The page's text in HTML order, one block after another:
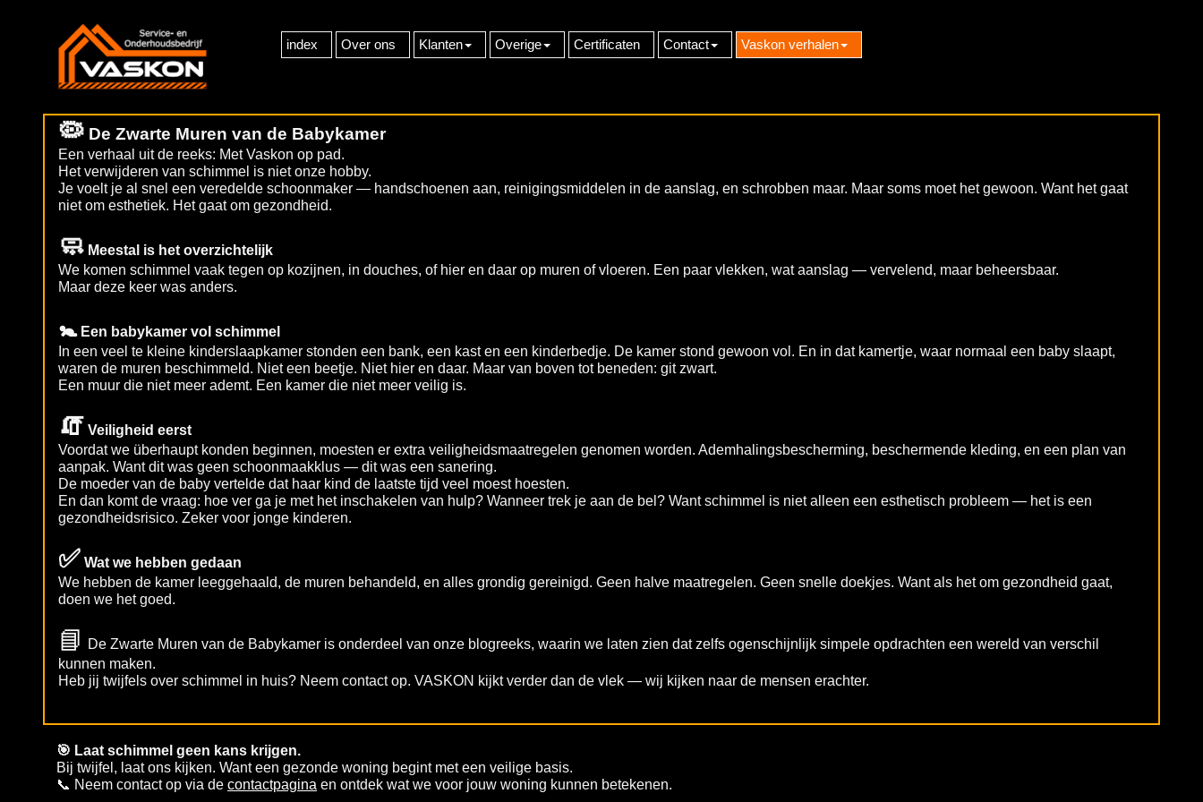
index Over ons Klanten Overige Certificaten Contact Vaskon verhalen
🦠 De Zwarte Muren van de Babykamer
Een verhaal uit de reeks: Met Vaskon op pad.
Het verwijderen van schimmel is niet onze hobby.
Je voelt je al snel een veredelde schoonmaker — handschoenen aan, reinigingsmiddelen in de aanslag, en schrobben maar. Maar soms moet het gewoon. Want het gaat
niet om esthetiek. Het gaat om gezondheid.
🧼 Meestal is het overzichtelijk
We komen schimmel vaak tegen op kozijnen, in douches, of hier en daar op muren of vloeren. Een paar vlekken, wat aanslag — vervelend, maar beheersbaar.
Maar deze keer was anders.
🚼Een babykamer vol schimmel
In een veel te kleine kinderslaapkamer stonden een bank, een kast en een kinderbedje. De kamer stond gewoon vol. En in dat kamertje, waar normaal een baby slaapt,
waren de muren beschimmeld. Niet een beetje. Niet hier en daar. Maar van boven tot beneden: git zwart.
Een muur die niet meer ademt. Een kamer die niet meer veilig is.
🧯 Veiligheid eerst
Voordat we überhaupt konden beginnen, moesten er extra veiligheidsmaatregelen genomen worden. Ademhalingsbescherming, beschermende kleding, en een plan van
aanpak. Want dit was geen schoonmaakklus — dit was een sanering.
De moeder van de baby vertelde dat haar kind de laatste tijd veel moest hoesten.
En dan komt de vraag: hoe ver ga je met het inschakelen van hulp? Wanneer trek je aan de bel? Want schimmel is niet alleen een esthetisch probleem — het is een
gezondheidsrisico. Zeker voor jonge kinderen.
✅ Wat we hebben gedaan
We hebben de kamer leeggehaald, de muren behandeld, en alles grondig gereinigd. Geen halve maatregelen. Geen snelle doekjes. Want als het om gezondheid gaat,
doen we het goed.
📘
De Zwarte Muren van de Babykamer is onderdeel van onze blogreeks, waarin we laten zien dat zelfs ogenschijnlijk simpele opdrachten een wereld van verschil
kunnen maken.
Heb jij twijfels over schimmel in huis? Neem contact op. VASKON kijkt verder dan de vlek — wij kijken naar de mensen erachter.
🎯 Laat schimmel geen kans krijgen.
Bij twijfel, laat ons kijken. Want een gezonde woning begint met een veilige basis.
📞 Neem contact op via de contactpagina en ontdek wat we voor jouw woning kunnen betekenen.